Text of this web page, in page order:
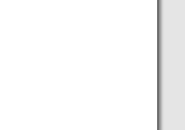
Sie ein exklusives Menü mit
das nur auf ANA-Flügen verfügbar ist.
als normale Mahlzeiten.